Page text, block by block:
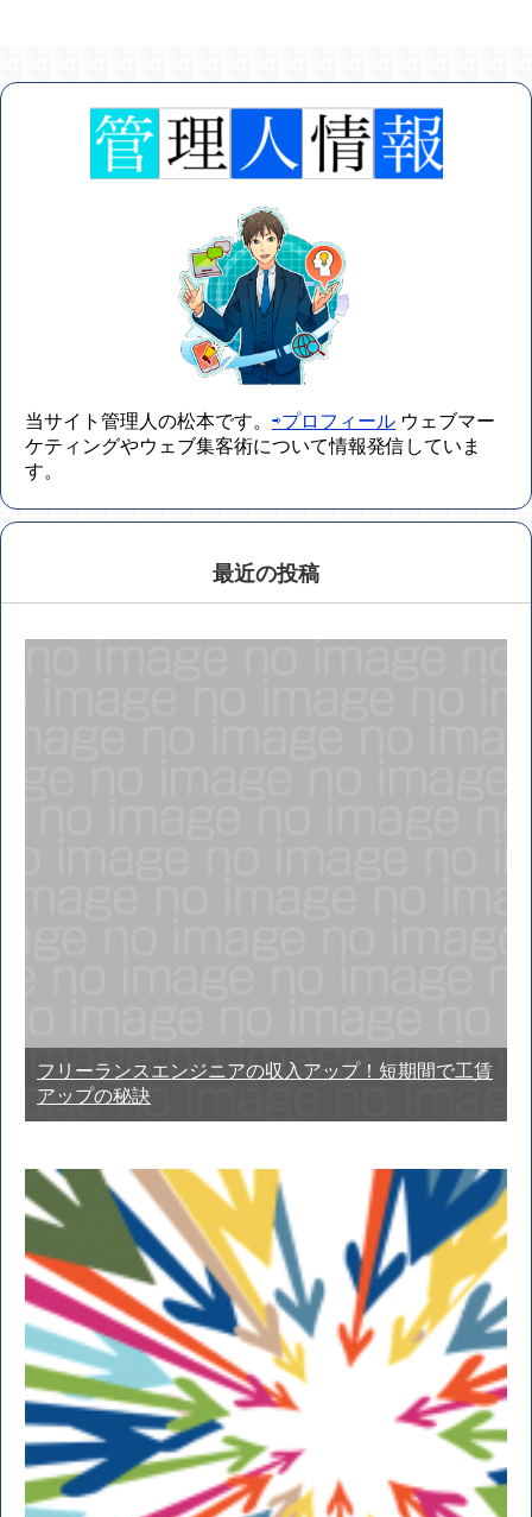
当サイト管理人の松本です。 ⇨プロフィール ウェブマー
ケティングやウェブ集客術について情報発信していま
す。
最近の投稿
フリーランスエンジニアの収入アップ！短期間で工賃
アップの秘訣